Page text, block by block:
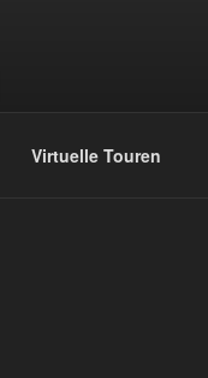
Virtuelle Touren